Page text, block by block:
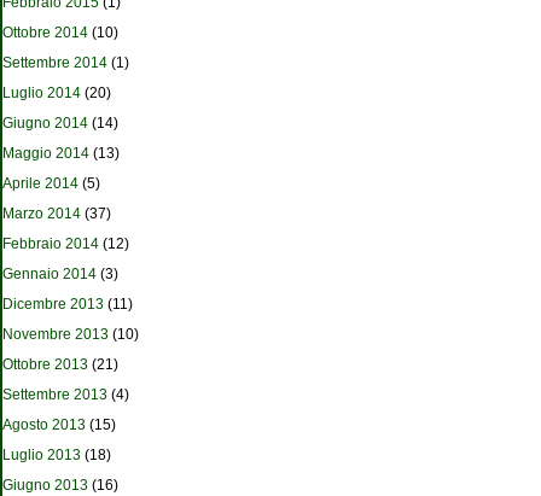
Ottobre 2014 (10)
Settembre 2014 (1)
Luglio 2014 (20)
Giugno 2014 (14)
Maggio 2014 (13)
Aprile 2014 (5)
Marzo 2014 (37)
Febbraio 2014 (12)
Gennaio 2014 (3)
Dicembre 2013 (11)
Novembre 2013 (10)
Ottobre 2013 (21)
Settembre 2013 (4)
Agosto 2013 (15)
Luglio 2013 (18)
Giugno 2013 (16)